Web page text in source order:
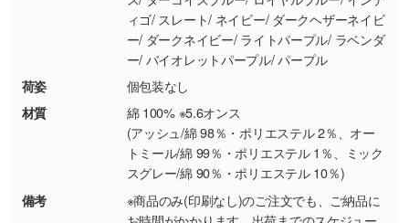
・デザインにQRコードを入れたい／QRコード
を生成してほしい
URLをご指定いただければ、QRコードを生成
いたします。配置のご相談にも応じています。
荷姿
個包装なし
材質
綿 100% ※5.6オンス
(アッシュ/綿 98％・ポリエステル 2％、オー
トミール/綿 99％・ポリエステル 1％、ミック
スグレー/綿 90％・ポリエステル 10％)
備考
※商品のみ(印刷なし)のご注文でも、ご納品に